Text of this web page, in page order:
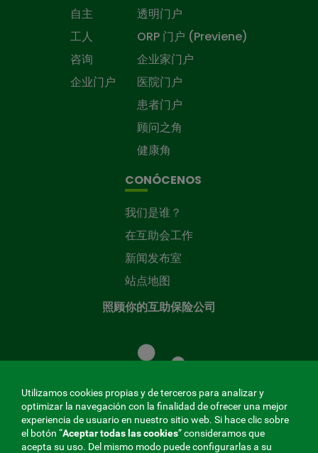
自主
工人
咨询
企业门户
透明门户
ORP 门户 (Previene)
企业家门户
医院门户
患者门户
顾问之角
健康角
CONÓCENOS
我们是谁？
在互助会工作
新闻发布室
站点地图
照顾你的互助保险公司
共
同
基
Utilizamos cookies propias y de terceros para analizar y
optimizar la navegación con la finalidad de ofrecer una mejor
experiencia de usuario en nuestro sitio web. Si hace clic sobre
el botón “Aceptar todas las cookies” consideramos que
acepta su uso. Del mismo modo puede configurarlas a su